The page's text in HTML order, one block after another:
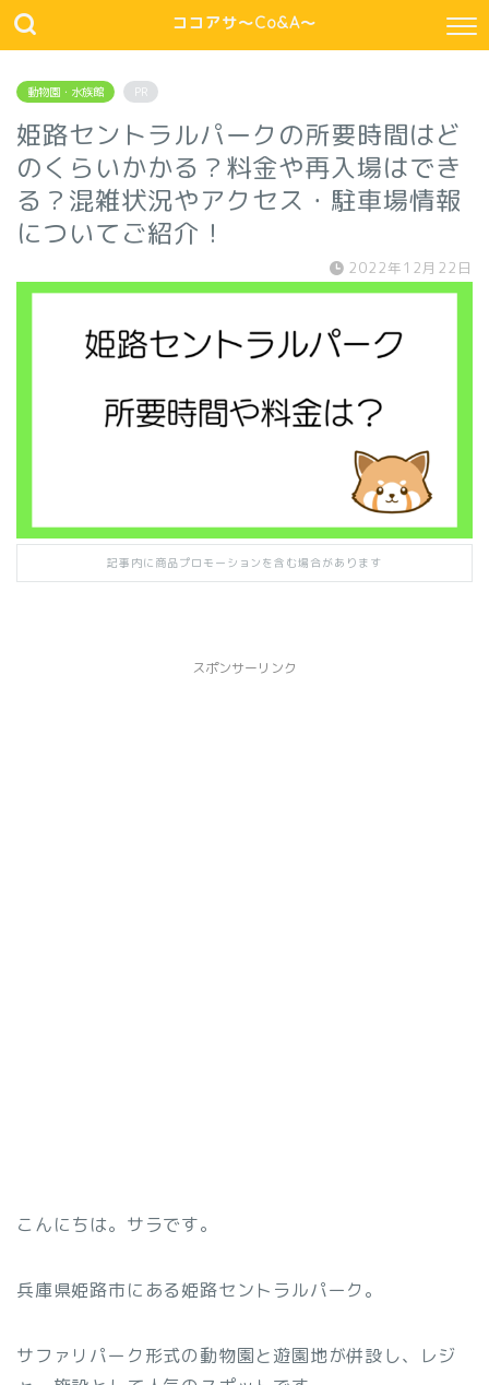
ココアサ～Co&A～
動物園・水族館 PR
姫路セントラルパークの所要時間はど
のくらいかかる？料金や再入場はでき
る？混雑状況やアクセス・駐車場情報
についてご紹介！
2022年12月22日
記事内に商品プロモーションを含む場合があります
スポンサーリンク
こんにちは。サラです。
兵庫県姫路市にある姫路セントラルパーク。
サファリパーク形式の動物園と遊園地が併設し、レジ